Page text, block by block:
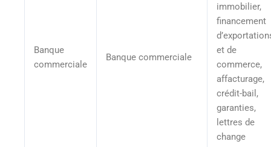
Banque
commerciale
Banque commerciale
immobilier,
financement
et de
commerce,
affacturage,
crédit-bail,
garanties,
lettres de
change